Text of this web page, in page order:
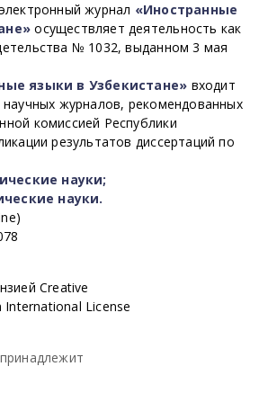
журнал «Иностранные
осуществляет деятельность как
№ 1032, выданном 3 мая
языки в Узбекистане» входит
журналов, рекомендованных
комиссией Республики
результатов диссертаций по
науки;
науки.
Creative
License